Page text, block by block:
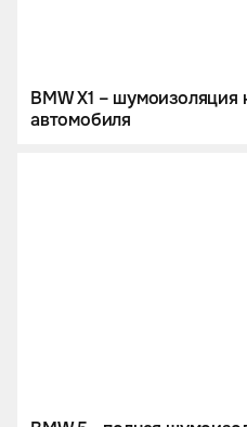
BMW X1 – шумоизоляция
автомобиля